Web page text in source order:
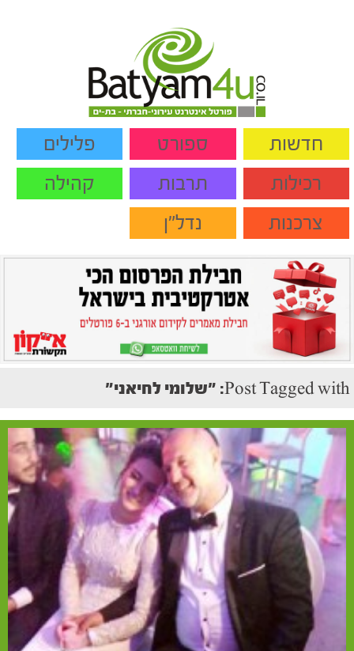
חדשות ספורט
פלילים
רכילות
תרבות
קהילה
צרכנות
נדל"ן
Post Tagged with: "שלומי לחיאני"